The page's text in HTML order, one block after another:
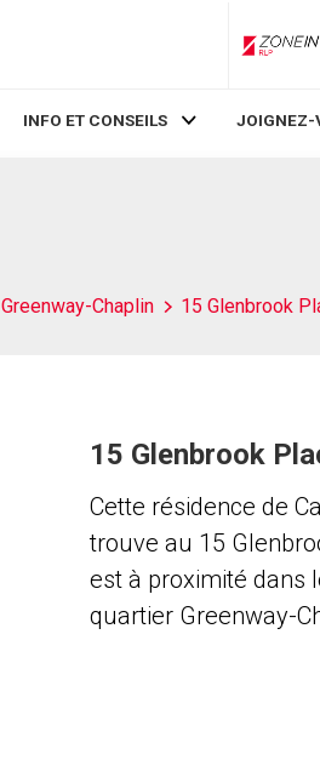
INFO ET CONSEILS JOIGNEZ-
Greenway-Chaplin 15 Glenbrook
15 Glenbrook
Cette résidence de
trouve au 15
est à proximité dans
quartier Greenway-